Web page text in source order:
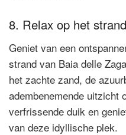
8. Relax op het
Geniet van een
strand van Baia delle
het zachte zand, de
adembenemende uitzicht
verfrissende duik en
van deze idyllische plek.